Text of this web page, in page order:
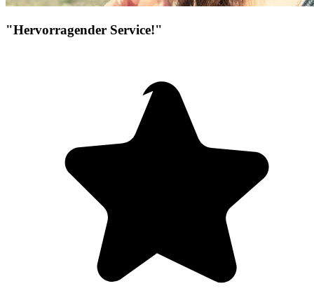
"Hervorragender Service!"